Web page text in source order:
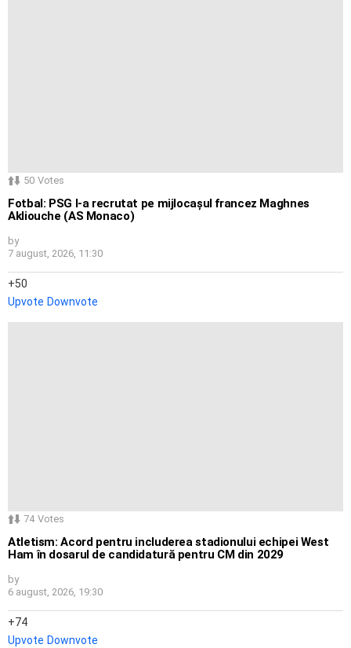
50 Votes
Fotbal: PSG l-a recrutat pe mijlocașul francez Maghnes
Akliouche (AS Monaco)
by
7 august, 2026, 11:30
50
Upvote Downvote
74 Votes
Atletism: Acord pentru includerea stadionului echipei West
Ham în dosarul de candidatură pentru CM din 2029
by
6 august, 2026, 19:30
74
Upvote Downvote